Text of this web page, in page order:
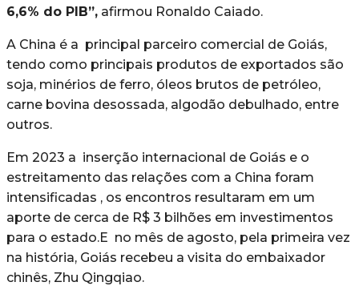
6,6% do PIB”, afirmou Ronaldo Caiado.
A China é a principal parceiro comercial de Goiás,
tendo como principais produtos de exportados são
soja, minérios de ferro, óleos brutos de petróleo,
carne bovina desossada, algodão debulhado, entre
outros.
Em 2023 a inserção internacional de Goiás e o
estreitamento das relações com a China foram
intensificadas , os encontros resultaram em um
aporte de cerca de R$ 3 bilhões em investimentos
para o estado.E no mês de agosto, pela primeira vez
na história, Goiás recebeu a visita do embaixador
chinês, Zhu Qingqiao.